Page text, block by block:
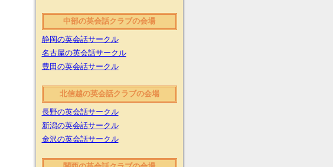
中部の英会話クラブの会場
静岡の英会話サークル
名古屋の英会話サークル
豊田の英会話サークル
北信越の英会話クラブの会場
長野の英会話サークル
新潟の英会話サークル
金沢の英会話サークル